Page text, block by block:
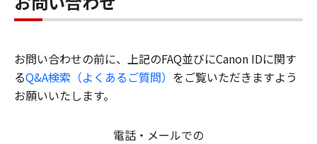
お問い合わせの前に、上記のFAQ並びにCanon IDに関す
るQ&A検索（よくあるご質問） をご覧いただきますよう
お願いいたします。
電話・メールでの